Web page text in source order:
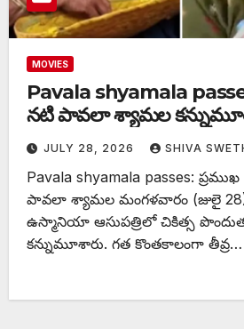
MOVIES
Pavala shyamala
నటి పావలా శ్యామల
JULY 28, 2026 SHIVA
Pavala shyamala passes:
పావలా శ్యామల మంగళవారం (జులై
ఉస్మానియా ఆసుపత్రిలో చికిత్స
కన్నుమూశారు. గత కొంతకాలంగా తీవ్ర…